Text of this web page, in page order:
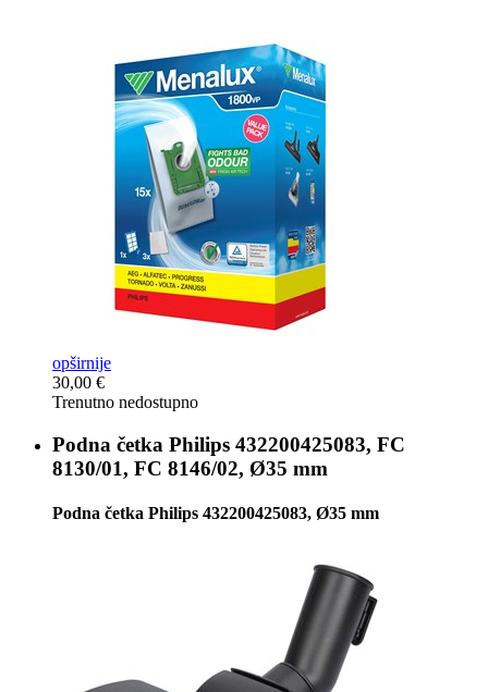
opširnije
30,00 €
Trenutno nedostupno
Podna četka Philips 432200425083, FC
8130/01, FC 8146/02, Ø35 mm
Podna četka Philips 432200425083, Ø35 mm